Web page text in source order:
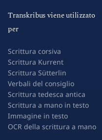
Transkribus viene utilizzato
per
Scrittura corsiva
Scrittura Kurrent
Scrittura Sütterlin
Verbali del consiglio
Scrittura tedesca antica
Scrittura a mano in testo
Immagine in testo
OCR della scrittura a mano